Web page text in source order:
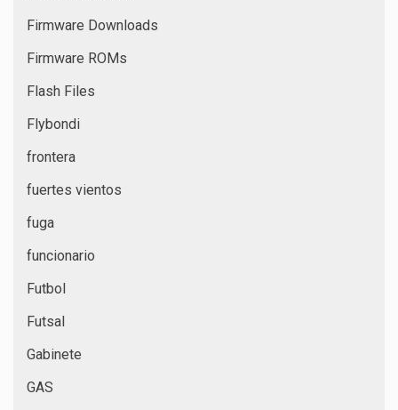
Firmware Downloads
Firmware ROMs
Flash Files
Flybondi
frontera
fuertes vientos
fuga
funcionario
Futbol
Futsal
Gabinete
GAS